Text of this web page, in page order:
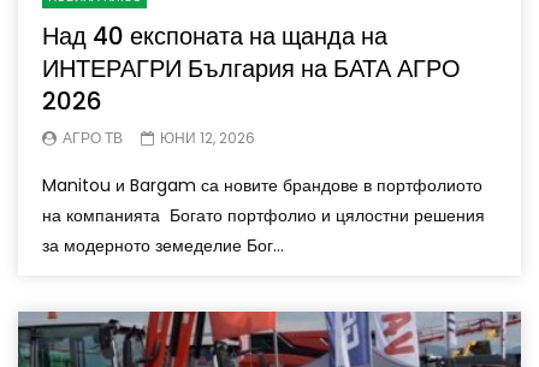
Над 40 експоната на щанда на
ИНТЕРАГРИ България на БАТА АГРО
2026
АГРО ТВ ЮНИ 12, 2026
Manitou и Bargam са новите брандове в портфолиото
на компанията Богато портфолио и цялостни решения
за модерното земеделие Бог...